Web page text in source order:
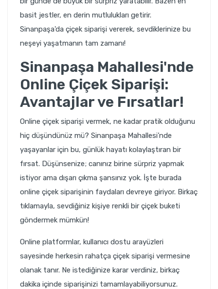
basit jestler, en derin mutlulukları getirir.
Sinanpaşa'da çiçek siparişi vererek, sevdiklerinize bu
neşeyi yaşatmanın tam zamanı!
Sinanpaşa Mahallesi'nde
Online Çiçek Siparişi:
Avantajlar ve Fırsatlar!
Online çiçek siparişi vermek, ne kadar pratik olduğunu
hiç düşündünüz mü? Sinanpaşa Mahallesi’nde
yaşayanlar için bu, günlük hayatı kolaylaştıran bir
fırsat. Düşünsenize; canınız birine sürpriz yapmak
istiyor ama dışarı çıkma şansınız yok. İşte burada
online çiçek siparişinin faydaları devreye giriyor. Birkaç
tıklamayla, sevdiğiniz kişiye renkli bir çiçek buketi
göndermek mümkün!
Online platformlar, kullanıcı dostu arayüzleri
sayesinde herkesin rahatça çiçek siparişi vermesine
olanak tanır. Ne istediğinize karar verdiniz, birkaç
dakika içinde siparişinizi tamamlayabiliyorsunuz.